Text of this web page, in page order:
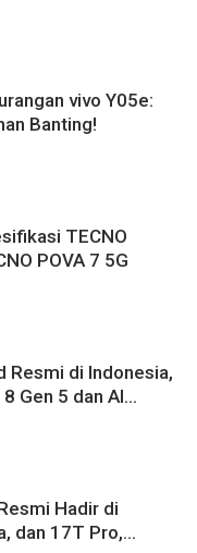
vivo Y05e:
Banting!
TECNO
POVA 7 5G
Resmi di Indonesia,
Gen 5 dan AI
Hadir di
dan 17T Pro,